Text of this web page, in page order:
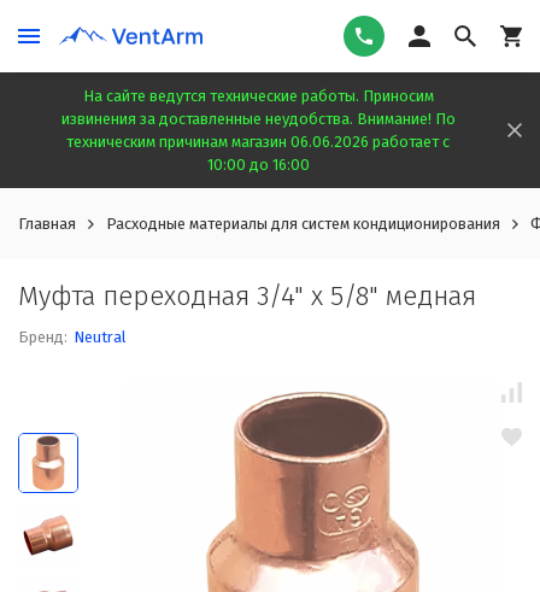
На сайте ведутся технические работы. Приносим
извинения за доставленные неудобства. Внимание! По
техническим причинам магазин 06.06.2026 работает с
10:00 до 16:00
Главная Расходные материалы для систем кондиционирования
Муфта переходная 3/4" х 5/8" медная
Бренд: Neutral